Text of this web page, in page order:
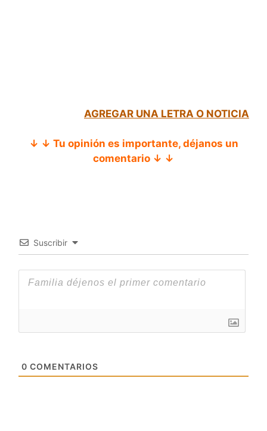
AGREGAR UNA LETRA O NOTICIA
↓ ↓ Tu opinión es importante, déjanos un
comentario ↓ ↓
Suscribir
0 COMENTARIOS